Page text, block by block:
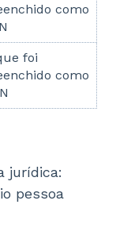
como
foi
como
jurídica:
pessoa